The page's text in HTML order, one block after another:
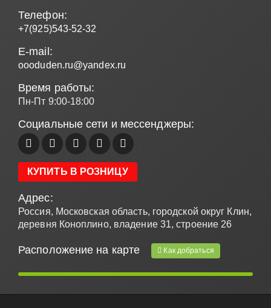
Телефон:
+7(925)543-52-32
E-mail:
oooduden.ru@yandex.ru
Время работы:
Пн-Пт 9:00-18:00
Социальные сети и мессенджеры:
КУПИТЬ В РОЗНИЦУ
Адрес:
Россия, Московская область, городской округ Клин,
деревня Коноплино, владение 31, строение 26
Расположение на карте Как добраться